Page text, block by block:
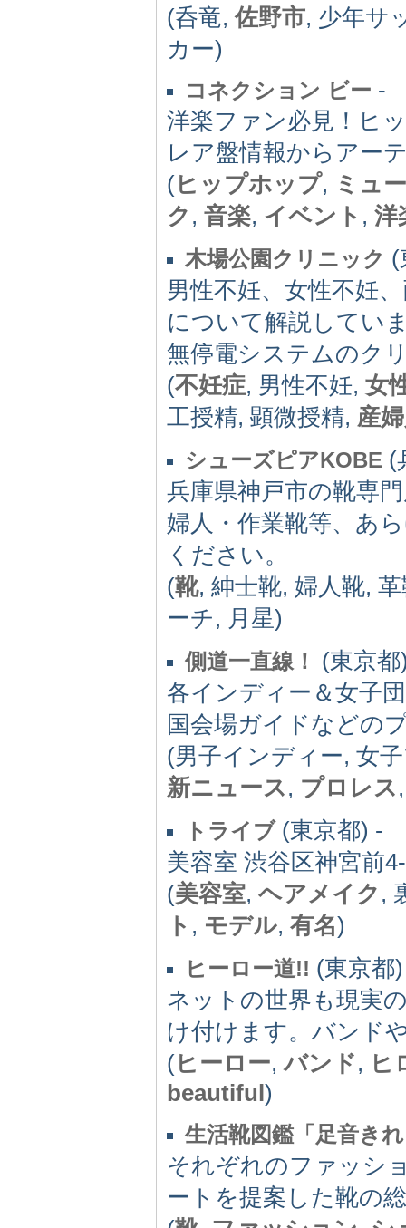
(呑竜,佐野市, 少年サ
カー)
コネクション ビー -
洋楽ファン必見！ヒ
レア盤情報からアー
(ヒップホップ, ミュ
ク , 音楽, イベント , 洋
木場公園クリニック (
男性不妊、女性不妊
について解説してい
無停電システムのク
(不妊症, 男性不妊, 女
工授精, 顕微授精, 産
シューズピアKOBE (
兵庫県神戸市の靴専
婦人・作業靴等、あ
ください。
(靴, 紳士靴, 婦人靴,
ーチ, 月星)
側道一直線！
(東京
各インディー＆女子
国会場ガイドなどの
(男子インディー, 女
新ニュース, プロレス
トライブ(東京都) -
美容室 渋谷区神宮前
(美容室, ヘアメイク ,
ト , モデル, 有名)
ヒーロー道!! (東京都
ネットの世界も現実
け付けます。バンド
(ヒーロー,バンド, ヒ
beautiful)
生活靴図鑑「足音き
それぞれのファッシ
ートを提案した靴の